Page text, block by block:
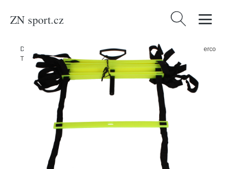
ZN sport.cz Vyhledávání
Domů Sport a outdoor/Sporty Zimní sporty/
Merco
Tréninkový žebřík Flat Agility